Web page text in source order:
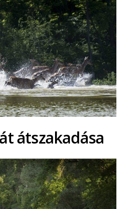
átszakadása